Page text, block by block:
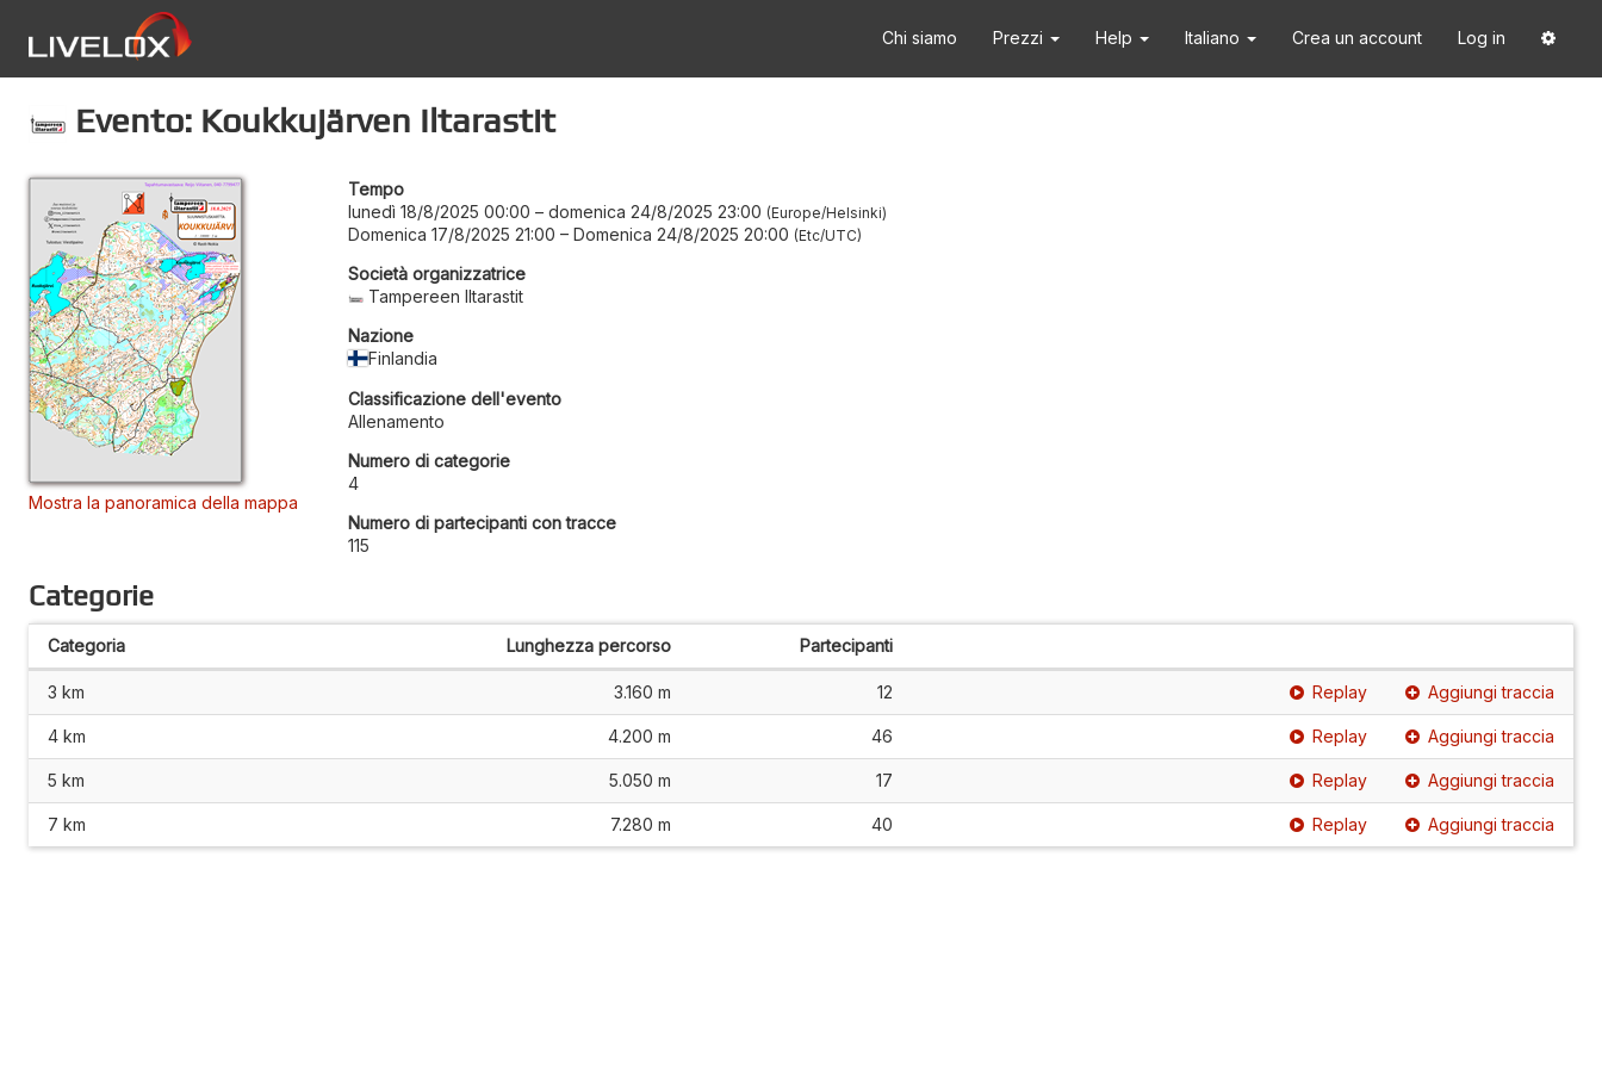
Chi siamo Prezzi Help Italiano Crea un account Log in
Evento: Koukkujärven Iltarastit
Mostra la panoramica della mappa
Tempo
lunedì 18/8/2025 00:00 – domenica 24/8/2025 23:00 Europe/Helsinki
Domenica 17/8/2025 21:00 – Domenica 24/8/2025 20:00 Etc/UTC
Società organizzatrice
Tampereen Iltarastit
Nazione
Finlandia
Classificazione dell'evento
Allenamento
Numero di categorie
4
Numero di partecipanti con tracce
115
Categorie
Categoria Lunghezza percorso Partecipanti
3 km 3.160 m 12 Replay Aggiungi traccia
4 km 4.200 m 46 Replay Aggiungi traccia
5 km 5.050 m 17 Replay Aggiungi traccia
7 km 7.280 m 40 Replay Aggiungi traccia